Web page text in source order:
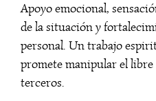
Apoyo emocional,
de la situación y
personal. Un trabajo
promete manipular el
terceros.